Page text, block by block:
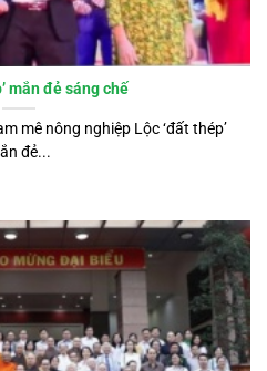
mắn đẻ sáng chế
mê nông nghiệp Lộc ‘đất thép’
đẻ...